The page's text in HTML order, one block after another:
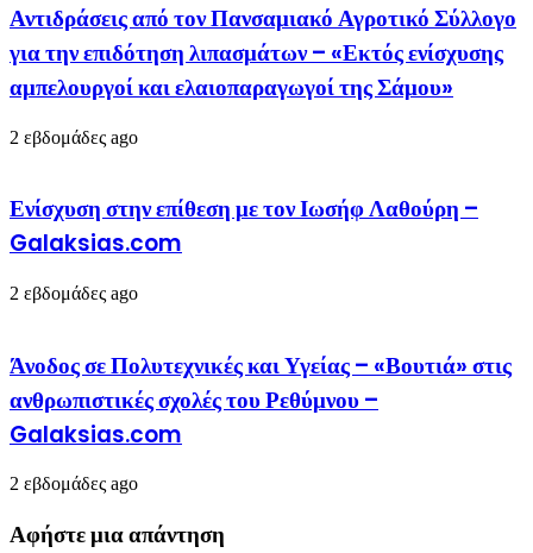
Αντιδράσεις από τον Πανσαμιακό Αγροτικό Σύλλογο
για την επιδότηση λιπασμάτων – «Εκτός ενίσχυσης
αμπελουργοί και ελαιοπαραγωγοί της Σάμου»
2 εβδομάδες ago
Ενίσχυση στην επίθεση με τον Ιωσήφ Λαθούρη –
Galaksias.com
2 εβδομάδες ago
Άνοδος σε Πολυτεχνικές και Υγείας – «Βουτιά» στις
ανθρωπιστικές σχολές του Ρεθύμνου –
Galaksias.com
2 εβδομάδες ago
Αφήστε μια απάντηση